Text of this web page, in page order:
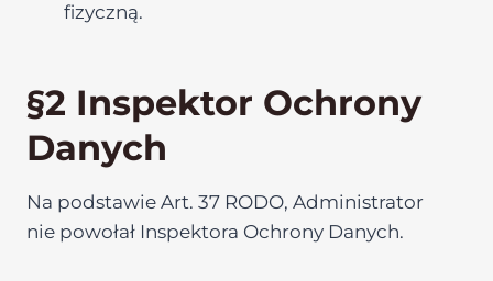
fizyczną.
§2 Inspektor Ochrony
Danych
Na podstawie Art. 37 RODO, Administrator
nie powołał Inspektora Ochrony Danych.